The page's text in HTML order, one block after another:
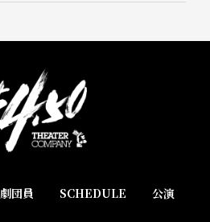
劇団員 SCHEDULE 公演